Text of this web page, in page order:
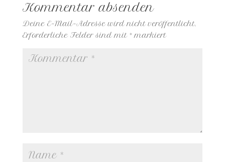
Kommentar absenden
Deine E-Mail-Adresse wird nicht veröffentlicht.
Erforderliche Felder sind mit *markiert